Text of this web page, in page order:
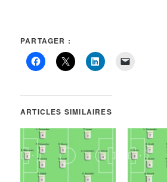
PARTAGER :
ARTICLES SIMILAIRES